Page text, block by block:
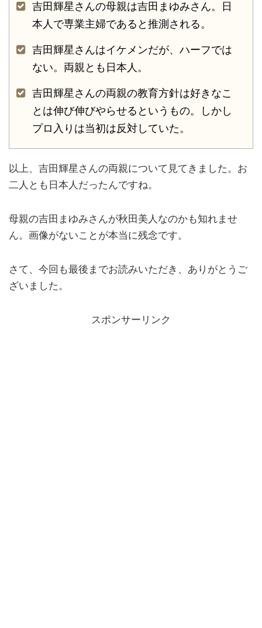
吉田輝星さんの母親は吉田まゆみさん。日
本人で専業主婦であると推測される。
吉田輝星さんはイケメンだが、ハーフでは
ない。両親とも日本人。
吉田輝星さんの両親の教育方針は好きなこ
とは伸び伸びやらせるというもの。しかし
プロ入りは当初は反対していた。
以上、吉田輝星さんの両親について見てきました。お
二人とも日本人だったんですね。
母親の吉田まゆみさんが秋田美人なのかも知れませ
ん。画像がないことが本当に残念です。
さて、今回も最後までお読みいただき、ありがとうご
ざいました。
スポンサーリンク